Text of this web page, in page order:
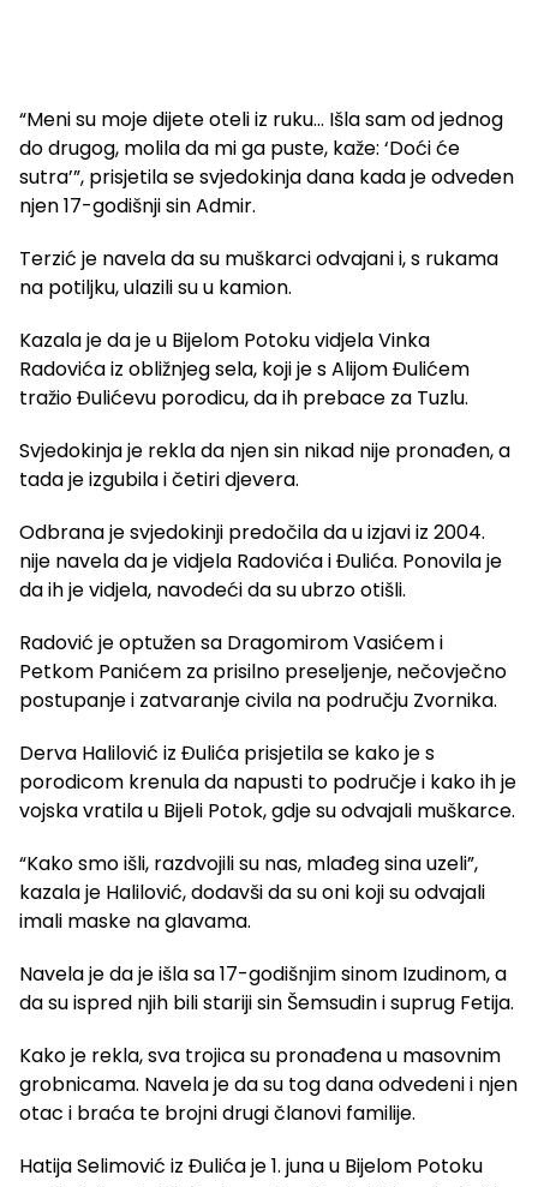
“Meni su moje dijete oteli iz ruku… Išla sam od jednog
do drugog, molila da mi ga puste, kaže: ‘Doći će
sutra’”, prisjetila se svjedokinja dana kada je odveden
njen 17-godišnji sin Admir.
Terzić je navela da su muškarci odvajani i, s rukama
na potiljku, ulazili su u kamion.
Kazala je da je u Bijelom Potoku vidjela Vinka
Radovića iz obližnjeg sela, koji je s Alijom Đulićem
tražio Đulićevu porodicu, da ih prebace za Tuzlu.
Svjedokinja je rekla da njen sin nikad nije pronađen, a
tada je izgubila i četiri djevera.
Odbrana je svjedokinji predočila da u izjavi iz 2004.
nije navela da je vidjela Radovića i Đulića. Ponovila je
da ih je vidjela, navodeći da su ubrzo otišli.
Radović je optužen sa Dragomirom Vasićem i
Petkom Panićem za prisilno preseljenje, nečovječno
postupanje i zatvaranje civila na području Zvornika.
Derva Halilović iz Đulića prisjetila se kako je s
porodicom krenula da napusti to područje i kako ih je
vojska vratila u Bijeli Potok, gdje su odvajali muškarce.
“Kako smo išli, razdvojili su nas, mlađeg sina uzeli”,
kazala je Halilović, dodavši da su oni koji su odvajali
imali maske na glavama.
Navela je da je išla sa 17-godišnjim sinom Izudinom, a
da su ispred njih bili stariji sin Šemsudin i suprug Fetija.
Kako je rekla, sva trojica su pronađena u masovnim
grobnicama. Navela je da su tog dana odvedeni i njen
otac i braća te brojni drugi članovi familije.
Hatija Selimović iz Đulića je 1. juna u Bijelom Potoku